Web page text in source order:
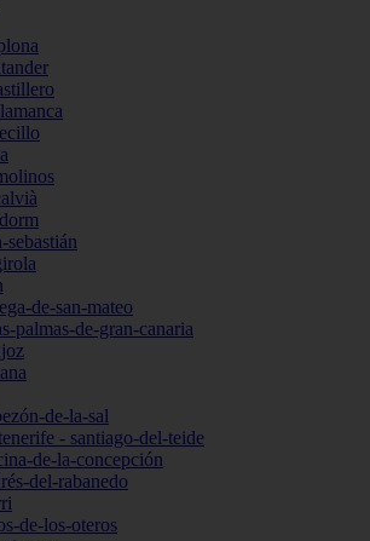
sebastián
de-san-mateo
palmas-de-gran-canaria
de-la-sal
- santiago-del-teide
de-la-concepción
del-rabanedo
de-los-oteros